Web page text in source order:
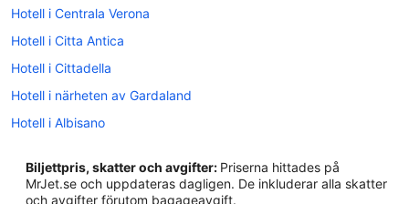
Hotell i Centrala Verona
Hotell i Citta Antica
Hotell i Cittadella
Hotell i närheten av Gardaland
Hotell i Albisano
Hotell i Calmasino
Biljettpris, skatter och avgifter: Priserna hittades på
MrJet.se och uppdateras dagligen. De inkluderar alla skatter
och avgifter förutom bagageavgift.